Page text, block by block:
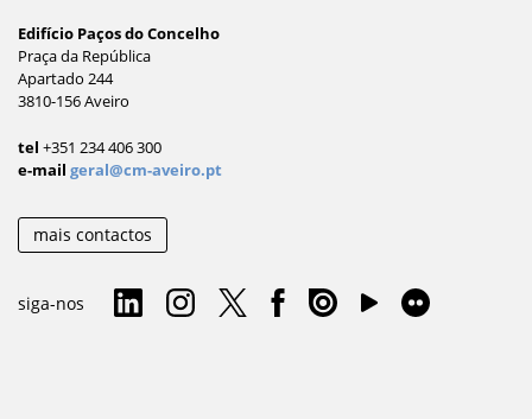
Edifício Paços do Concelho
Praça da República
Apartado 244
3810-156 Aveiro
tel +351 234 406 300
e-mail geral@cm-aveiro.pt
mais contactos
siga-nos